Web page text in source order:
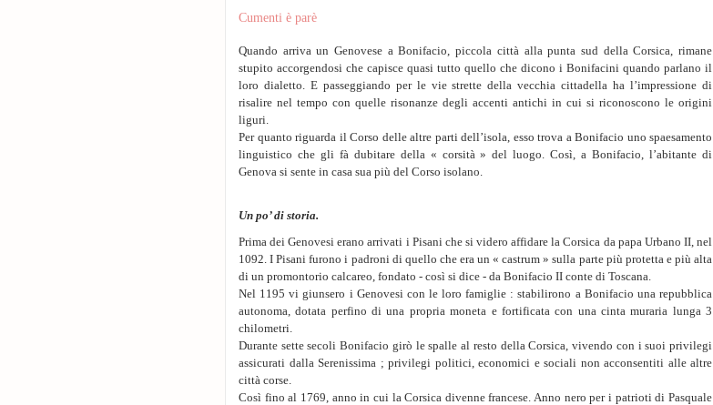
Cumenti è parè
Quando arriva un Genovese a Bonifacio, piccola città alla punta sud della Corsica, rimane
stupito accorgendosi che capisce quasi tutto quello che dicono i Bonifacini quando parlano il
loro dialetto. E passeggiando per le vie strette della vecchia cittadella ha l’impressione di
risalire nel tempo con quelle risonanze degli accenti antichi in cui si riconoscono le origini
liguri.
Per quanto riguarda il Corso delle altre parti dell’isola, esso trova a Bonifacio uno spaesamento
linguistico che gli fà dubitare della « corsità » del luogo. Così, a Bonifacio, l’abitante di
Genova si sente in casa sua più del Corso isolano.
Un po’ di storia.
Prima dei Genovesi erano arrivati i Pisani che si videro affidare la Corsica da papa Urbano II, nel
1092. I Pisani furono i padroni di quello che era un « castrum » sulla parte più protetta e più alta
di un promontorio calcareo, fondato - così si dice - da Bonifacio II conte di Toscana.
Nel 1195 vi giunsero i Genovesi con le loro famiglie : stabilirono a Bonifacio una repubblica
autonoma, dotata perfino di una propria moneta e fortificata con una cinta muraria lunga 3
chilometri.
Durante sette secoli Bonifacio girò le spalle al resto della Corsica, vivendo con i suoi privilegi
assicurati dalla Serenissima ; privilegi politici, economici e sociali non acconsentiti alle altre
città corse.
Così fino al 1769, anno in cui la Corsica divenne francese. Anno nero per i patrioti di Pasquale